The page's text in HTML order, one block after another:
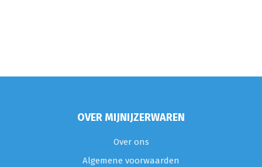
OVER MIJNIJZERWAREN
Over ons
Algemene voorwaarden